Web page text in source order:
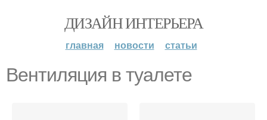
ДИЗАЙН ИНТЕРЬЕРА
главная новости статьи
Вентиляция в туалете